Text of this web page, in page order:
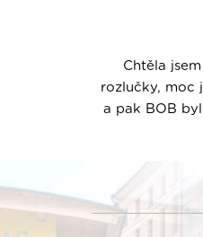
Chtěla
rozlučky, moc
a pak BOB